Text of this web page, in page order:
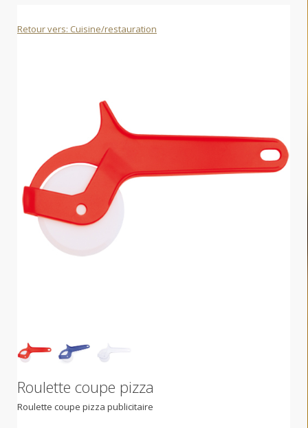
Retour vers: Cuisine/restauration
Roulette coupe pizza
Roulette coupe pizza publicitaire